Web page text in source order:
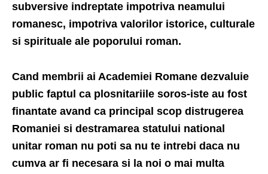
subversive indreptate impotriva neamului
romanesc, impotriva valorilor istorice, culturale
si spirituale ale poporului roman.
Cand membrii ai Academiei Romane dezvaluie
public faptul ca plosnitariile soros-iste au fost
finantate avand ca principal scop distrugerea
Romaniei si destramarea statului national
unitar roman nu poti sa nu te intrebi daca nu
cumva ar fi necesara si la noi o mai multa